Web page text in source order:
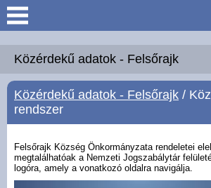
Keresés
Köszöntő
Hírek
Polgármesteri Hivatal
Közérdekű adatok - Felsőrajk
Közérdekű adatok - Felsőrajk /
rendszer
Felsőrajk Község Önkormányzata rendeletei
megtalálhatóak a Nemzeti Jogszabálytár
logóra, amely a vonatkozó oldalra navigálja.